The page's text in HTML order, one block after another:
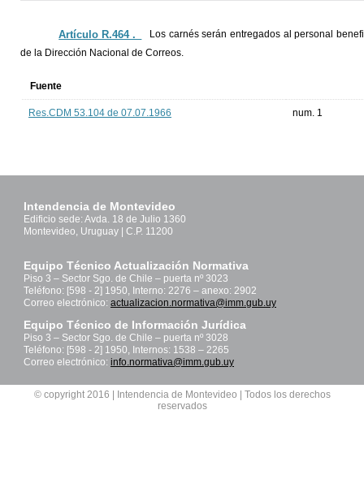
Artículo R.464 ._
Los carnés serán entregados al personal
de la Dirección Nacional de Correos.
Fuente
Res.CDM 53.104 de 07.07.1966 num. 1
Intendencia de Montevideo
Edificio sede: Avda. 18 de Julio 1360
Montevideo, Uruguay | C.P. 11200
Equipo Técnico Actualización Normativa
Piso 3 – Sector Sgo. de Chile – puerta nº 3023
Teléfono: [598 - 2] 1950, Interno: 2276 – anexo: 2902
Correo electrónico: actualizacion.normativa@imm.gub.uy
Equipo Técnico de Información Jurídica
Piso 3 – Sector Sgo. de Chile – puerta nº 3028
Teléfono: [598 - 2] 1950, Internos: 1538 – 2265
Correo electrónico: info.normativa@imm.gub.uy
© copyright 2016 | Intendencia de Montevideo | Todos los derechos
reservados